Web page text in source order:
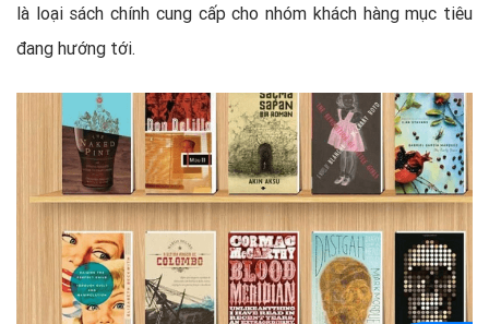
là loại sách chính cung cấp cho nhóm khách hàng mục tiêu
đang hướng tới.